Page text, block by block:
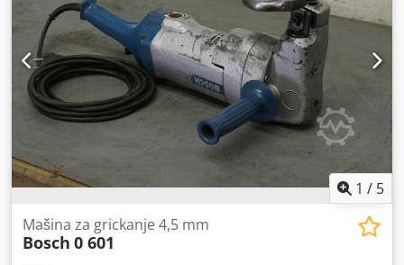
1 / 5
Mašina za grickanje 4,5 mm
Bosch 0 601